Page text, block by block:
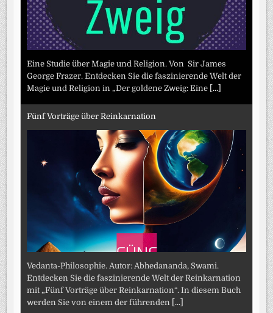
Eine Studie über Magie und Religion. Von Sir James
George Frazer. Entdecken Sie die faszinierende Welt der
Magie und Religion in „Der goldene Zweig: Eine [...]
Fünf Vorträge über Reinkarnation
Vedanta-Philosophie. Autor: Abhedananda, Swami.
Entdecken Sie die faszinierende Welt der Reinkarnation
mit „Fünf Vorträge über Reinkarnation“. In diesem Buch
werden Sie von einem der führenden [...]